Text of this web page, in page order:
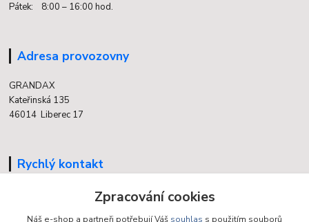
Pátek: 8:00 – 16:00 hod.
Adresa provozovny
GRANDAX
Kateřinská 135
46014 Liberec 17
Rychlý kontakt
Zpracování cookies
Náš e-shop a partneři potřebují Váš souhlas s použitím souborů